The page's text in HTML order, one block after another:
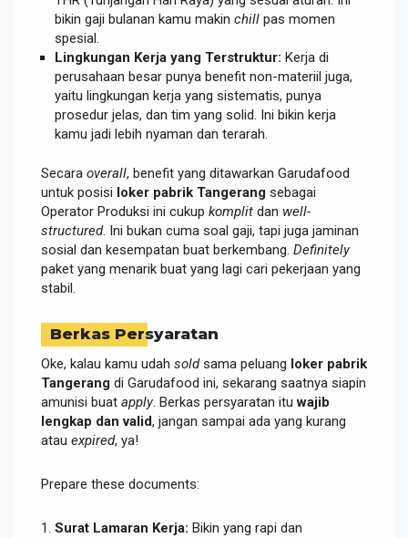
bikin gaji bulanan kamu makin chill pas momen
spesial.
Lingkungan Kerja yang Terstruktur: Kerja di
perusahaan besar punya benefit non-materiil juga,
yaitu lingkungan kerja yang sistematis, punya
prosedur jelas, dan tim yang solid. Ini bikin kerja
kamu jadi lebih nyaman dan terarah.
Secara overall, benefit yang ditawarkan Garudafood
untuk posisi loker pabrik Tangerang sebagai
Operator Produksi ini cukup komplit dan well-
structured. Ini bukan cuma soal gaji, tapi juga jaminan
sosial dan kesempatan buat berkembang. Definitely
paket yang menarik buat yang lagi cari pekerjaan yang
stabil.
Berkas Persyaratan
Oke, kalau kamu udah soldsama peluang loker pabrik
Tangerang di Garudafood ini, sekarang saatnya siapin
amunisi buat apply. Berkas persyaratan ituwajib
lengkap dan valid, jangan sampai ada yang kurang
atau expired, ya!
Prepare these documents:
Surat Lamaran Kerja: Bikin yang rapi dan